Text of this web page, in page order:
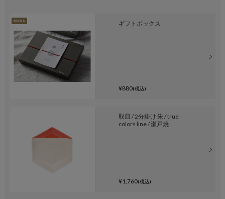
ギフトボックス
¥880(税込)
取皿 / 2分掛け 朱 / true
colors line / 瀬戸焼
¥1,760(税込)